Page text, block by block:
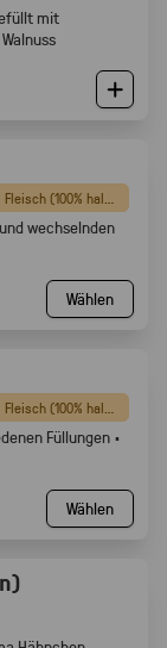
mit
wechselnden
Wählen
Füllungen ·
Wählen